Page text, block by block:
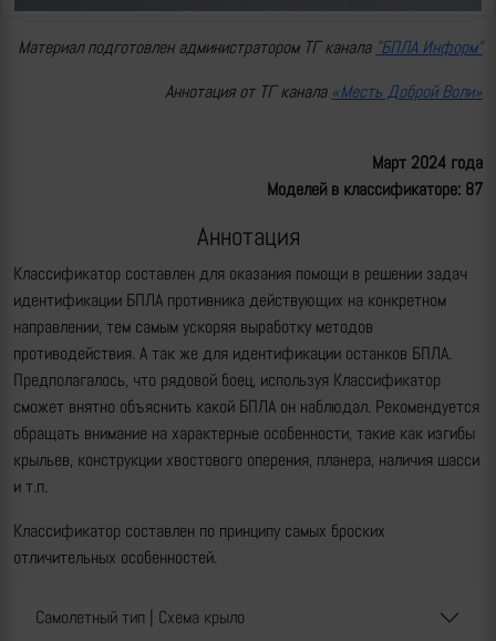
Материал подготовлен администратором ТГ канала "БПЛА Информ"
Аннотация от ТГ канала «Месть Доброй Воли»
Март 2024 года
Моделей в классификаторе: 87
Аннотация
Классификатор составлен для оказания помощи в решении задач
идентификации БПЛА противника действующих на конкретном
направлении, тем самым ускоряя выработку методов
противодействия. А так же для идентификации останков БПЛА.
Предполагалось, что рядовой боец, используя Классификатор
сможет внятно объяснить какой БПЛА он наблюдал. Рекомендуется
обращать внимание на характерные особенности, такие как изгибы
крыльев, конструкции хвостового оперения, планера, наличия шасси
и т.п.
Классификатор составлен по принципу самых броских
отличительных особенностей.
Cамолетный тип | Cхема крыло